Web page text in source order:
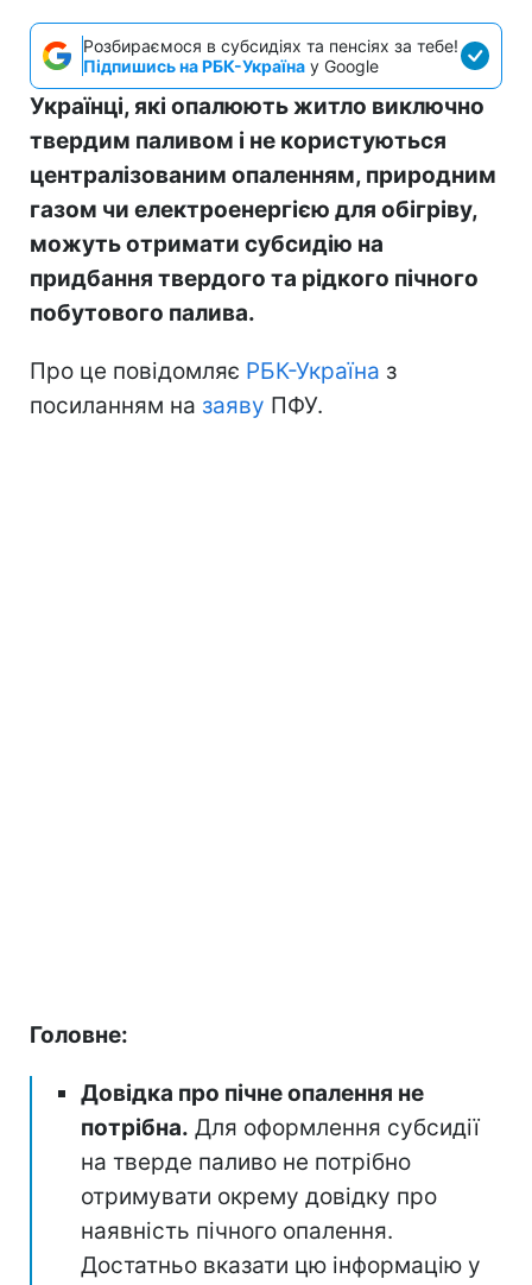
Розбираємося в субсидіях та пенсіях за тебе!
Підпишись на РБК-Україна у Google
Українці, які опалюють житло виключно
твердим паливом і не користуються
централізованим опаленням, природним
газом чи електроенергією для обігріву,
можуть отримати субсидію на
придбання твердого та рідкого пічного
побутового палива.
Про це повідомляє РБК-Україна з
посиланням на заяву ПФУ.
Головне:
Довідка про пічне опалення не
потрібна. Для оформлення субсидії
на тверде паливо не потрібно
отримувати окрему довідку про
наявність пічного опалення.
Достатньо вказати цю інформацію у